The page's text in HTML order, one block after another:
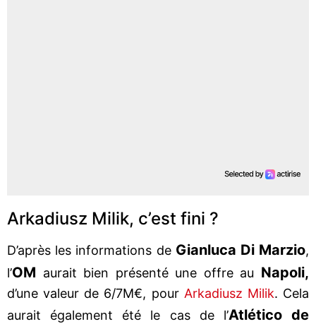
Arkadiusz Milik, c’est fini ?
D’après les informations de Gianluca Di Marzio,
l’OM aurait bien présenté une offre au Napoli,
d’une valeur de 6/7M€, pour Arkadiusz Milik. Cela
aurait également été le cas de l’Atlético de